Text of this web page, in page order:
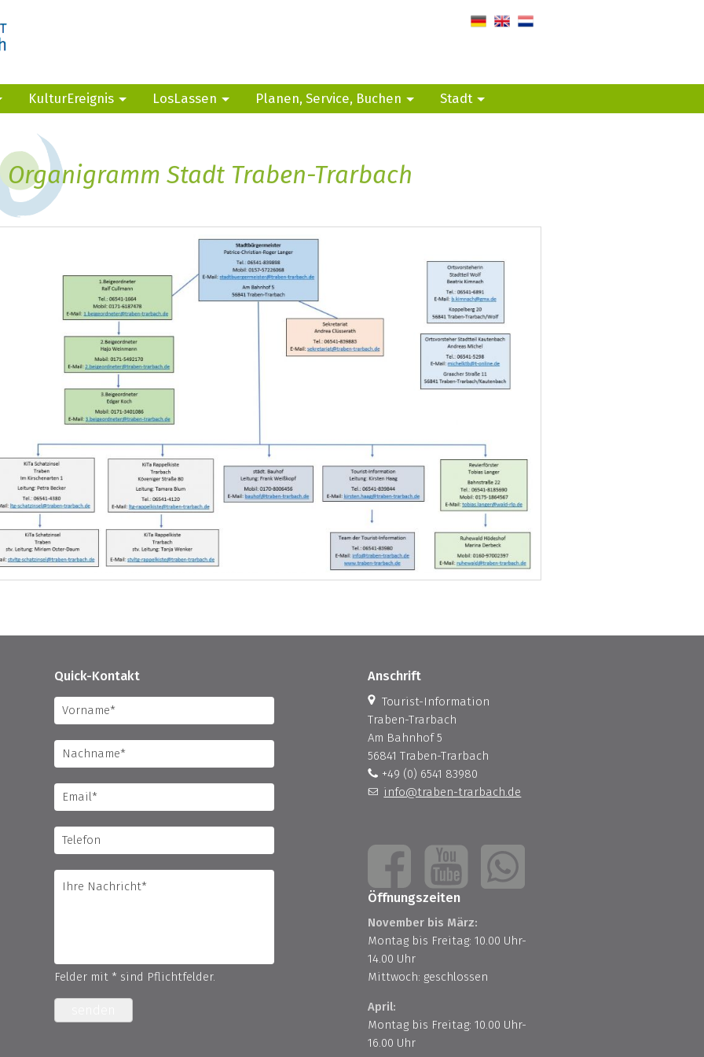
de en nl
KulturEreignis LosLassen Planen, Service, Buchen Stadt
Organigramm Stadt Traben-Trarbach
Quick-Kontakt
Felder mit * sind Pflichtfelder.
Anschrift
Tourist-Information
Traben-Trarbach
Am Bahnhof 5
56841 Traben-Trarbach
+49 (0) 6541 83980
info@traben-trarbach.de
Öffnungszeiten
November bis März:
Montag bis Freitag: 10.00 Uhr-
14.00 Uhr
Mittwoch: geschlossen
April:
Montag bis Freitag: 10.00 Uhr-
16.00 Uhr